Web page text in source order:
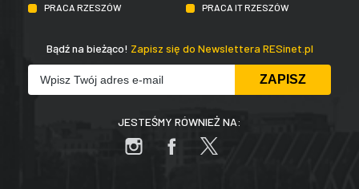
PRACA RZESZÓW
PRACA IT RZESZÓW
Bądź na bieżąco! Zapisz się do Newslettera RESinet.pl
JESTEŚMY RÓWNIEŻ NA: